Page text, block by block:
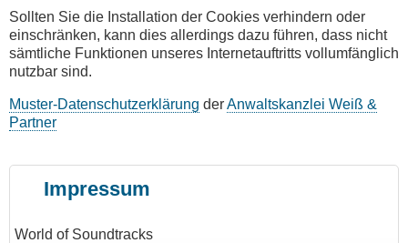
Sollten Sie die Installation der Cookies verhindern oder
einschränken, kann dies allerdings dazu führen, dass nicht
sämtliche Funktionen unseres Internetauftritts vollumfänglich
nutzbar sind.
Muster-Datenschutzerklärung derAnwaltskanzlei Weiß &
Partner
Impressum
World of Soundtracks